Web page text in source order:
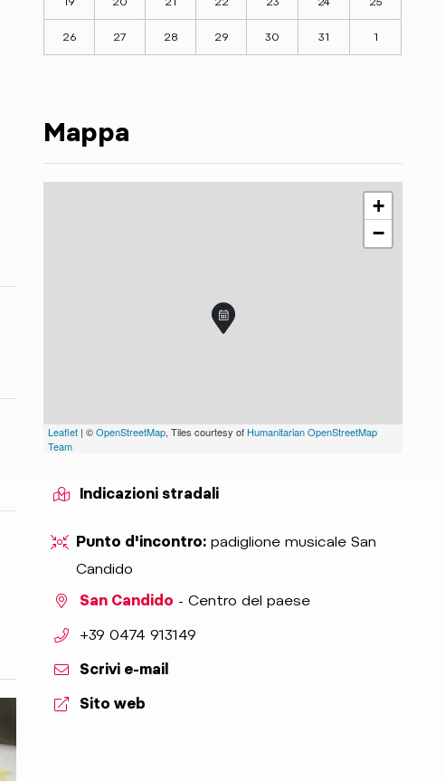
26 27 28 29 30 31 1
Mappa
+
−
Leaflet | ©OpenStreetMap, Tiles courtesy of Humanitarian OpenStreetMap
Team
Indicazioni stradali
Punto d'incontro:padiglione musicale San
Candido
San Candido - Centro del paese
aria.phone:
+39 0474 913149
Scrivi e-mail
Sito web